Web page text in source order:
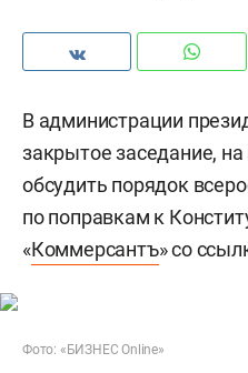
В администрации
закрытое заседание,
обсудить порядок
по поправкам к
«Коммерсантъ» со
Фото: «БИЗНЕС Online»